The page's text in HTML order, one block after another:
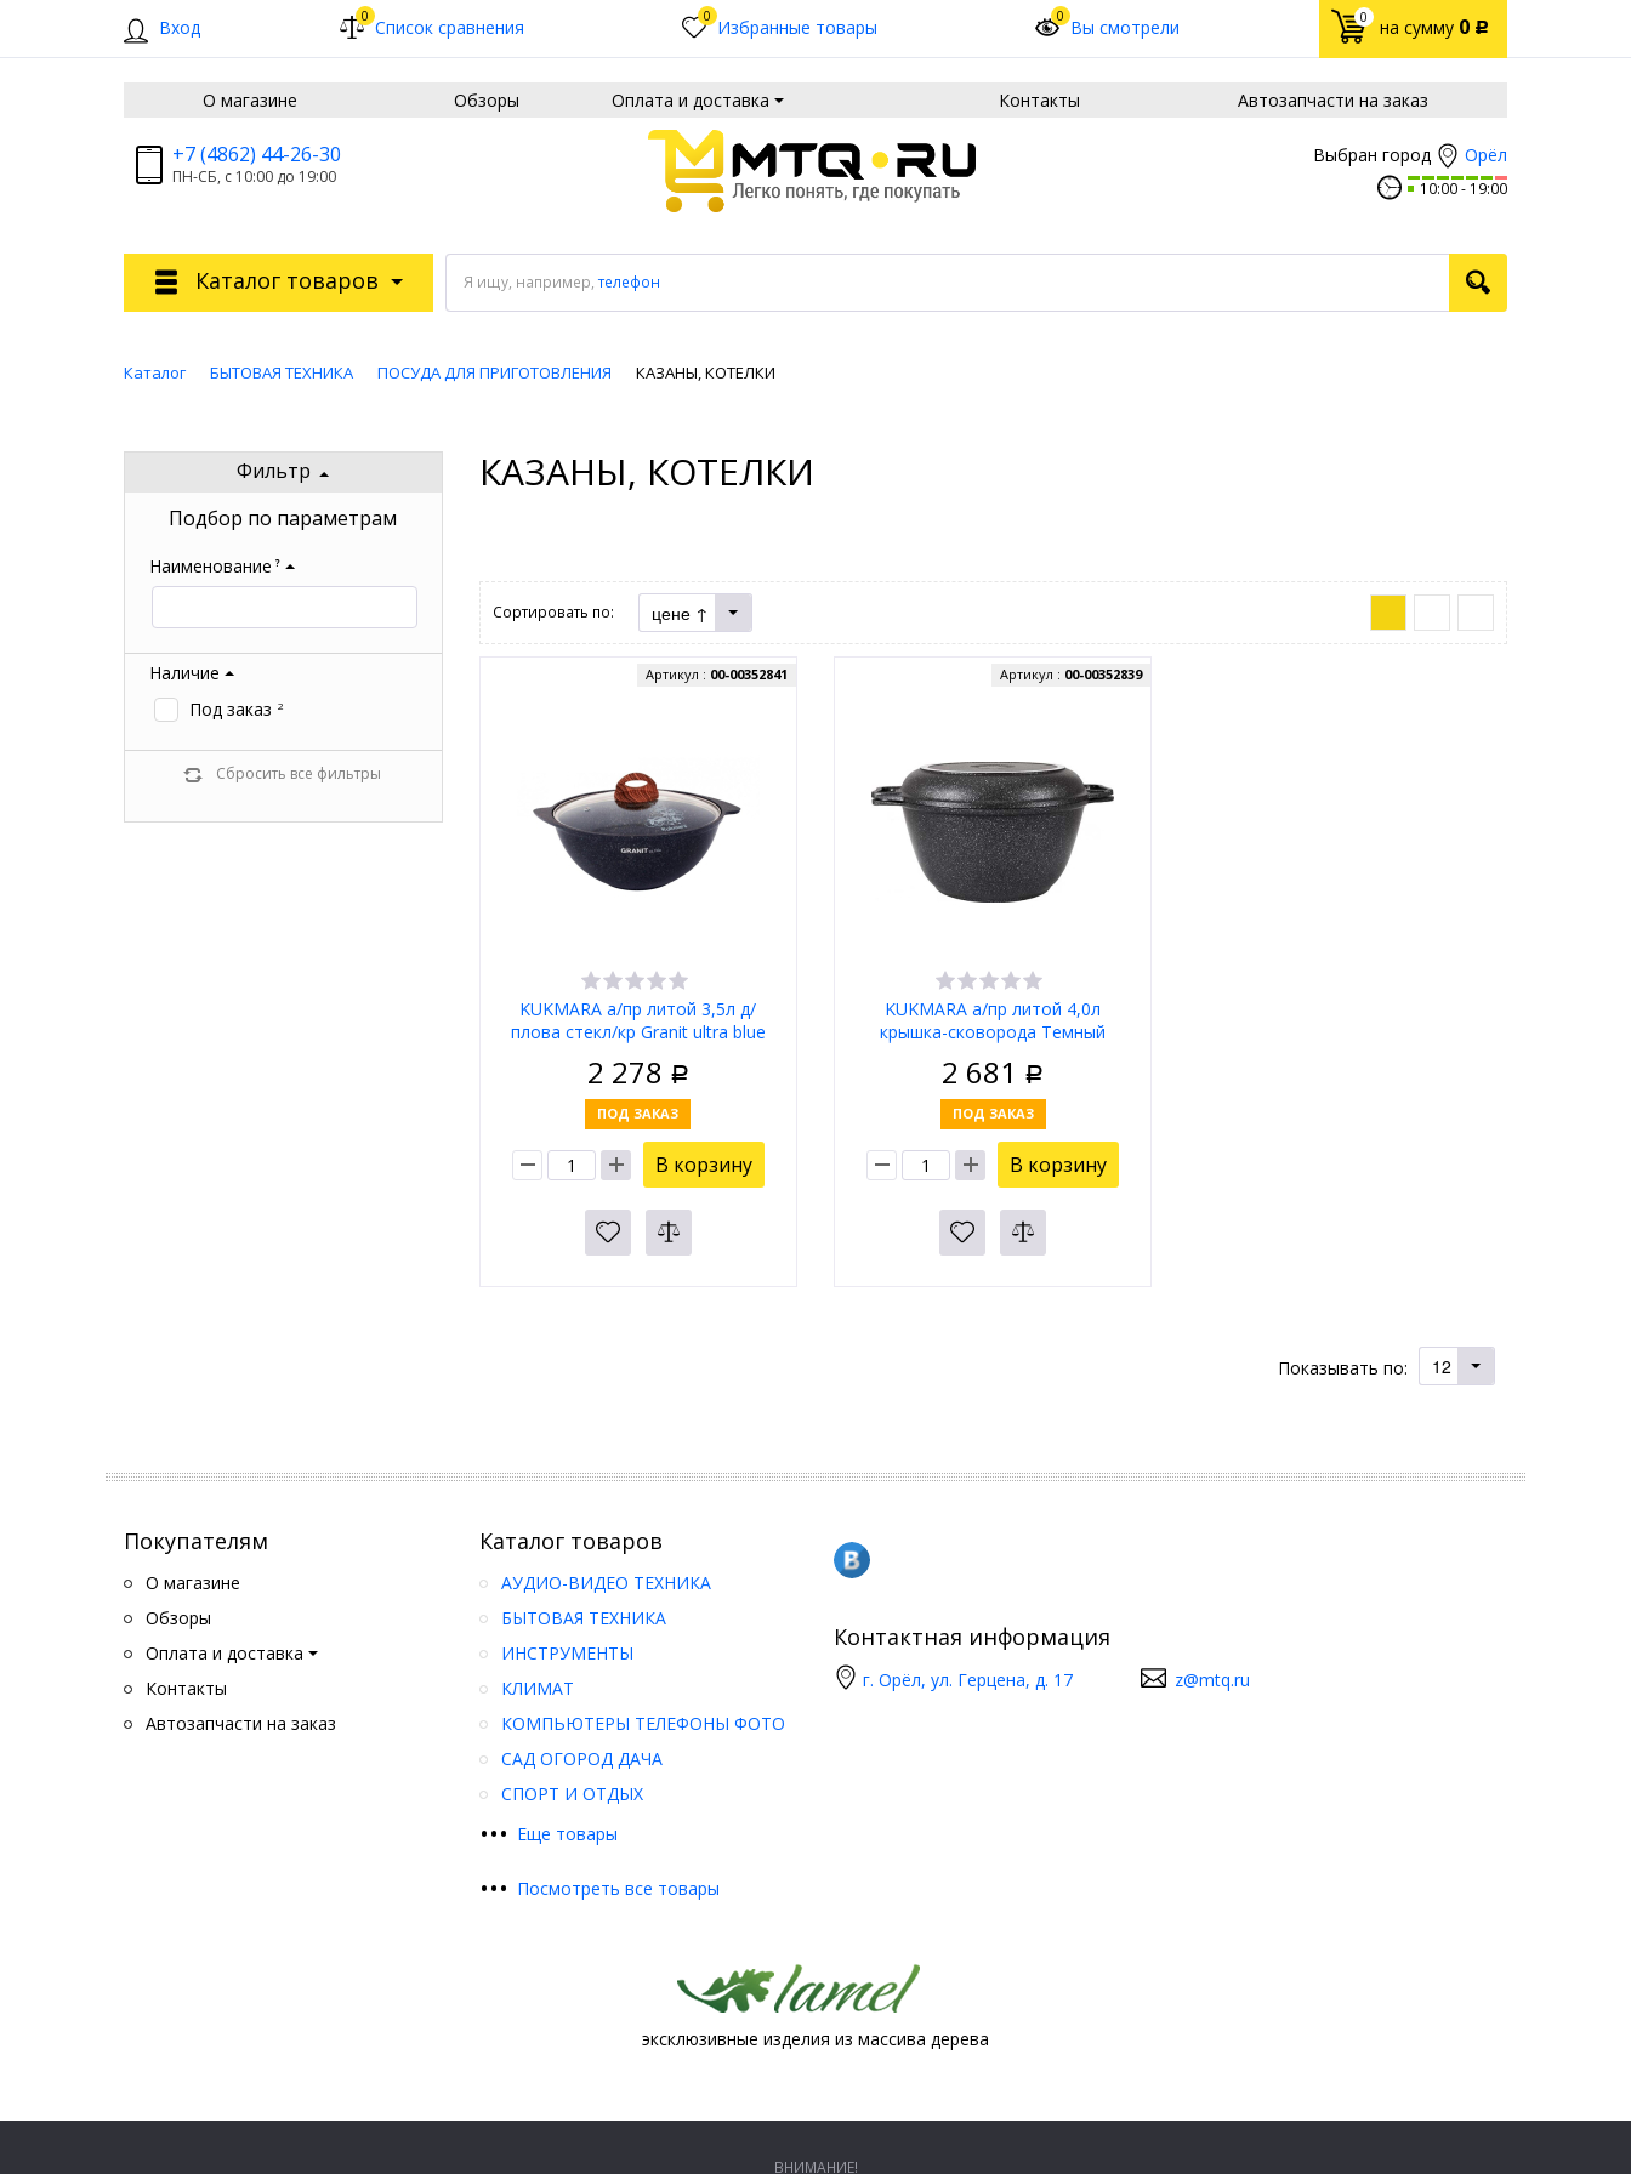
Вход 0 Список сравнения 0 Избранные товары 0 Вы смотрели 0 на сумму 0 Р
О магазине Обзоры Оплата и доставка Контакты Автозапчасти на заказ
Выбран город Орёл
10:00 19:00
+7 (4862) 44-26-30
ПН-СБ, с 10:00 до 19:00
Я ищу, например, телефон
Каталог товаров
Каталог БЫТОВАЯ ТЕХНИКА ПОСУДА ДЛЯ ПРИГОТОВЛЕНИЯ КАЗАНЫ, КОТЕЛКИ
Фильтр
Подбор по параметрам
Наименование ?
Наличие
Под заказ 2
Сбросить все фильтры
КАЗАНЫ, КОТЕЛКИ
Сортировать по: цене ↑
KUKMARA а/пр литой 3,5л д/
плова стекл/кр Granit ultra blue
Артикул : 00-00352841
2 278 Р
ПОД ЗАКАЗ
В корзину
KUKMARA а/пр литой 4,0л
крышка-сковорода Темный
Артикул : 00-00352839
2 681 Р
ПОД ЗАКАЗ
В корзину
Показывать по: 12
Покупателям
О магазине
Обзоры
Оплата и доставка
Контакты
Автозапчасти на заказ
Каталог товаров
••• Еще товары
АУДИО-ВИДЕО ТЕХНИКА
БЫТОВАЯ ТЕХНИКА
ИНСТРУМЕНТЫ
КЛИМАТ
КОМПЬЮТЕРЫ ТЕЛЕФОНЫ ФОТО
САД ОГОРОД ДАЧА
СПОРТ И ОТДЫХ
••• Посмотреть все товары
Контактная информация
г. Орёл, ул. Герцена, д. 17 z@mtq.ru
эксклюзивные изделия из массива дерева
ВНИМАНИЕ!